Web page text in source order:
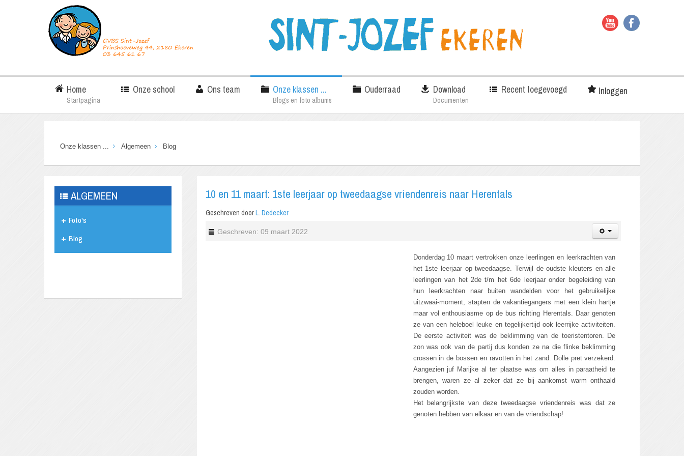
Home
Startpagina
Onze school Ons team Onze klassen ...
Blogs en foto albums
Ouderraad Download
Documenten
Recent toegevoegd Inloggen
Onze klassen ... Algemeen Blog
10 en 11 maart: 1ste leerjaar op tweedaagse vriendenreis naar Herentals
Geschreven doorL. Dedecker
Geschreven: 09 maart 2022
Donderdag 10 maart vertrokken onze leerlingen en leerkrachten van
het 1ste leerjaar op tweedaagse. Terwijl de oudste kleuters en alle
leerlingen van het 2de t/m het 6de leerjaar onder begeleiding van
hun leerkrachten naar buiten wandelden voor het gebruikelijke
uitzwaai-moment, stapten de vakantiegangers met een klein hartje
maar vol enthousiasme op de bus richting Herentals. Daar genoten
ze van een heleboel leuke en tegelijkertijd ook leerrijke activiteiten.
De eerste activiteit was de beklimming van de toeristentoren. De
zon was ook van de partij dus konden ze na die flinke beklimming
crossen in de bossen en ravotten in het zand. Dolle pret verzekerd.
Aangezien juf Marijke al ter plaatse was om alles in paraatheid te
brengen, waren ze al zeker dat ze bij aankomst warm onthaald
zouden worden.
Het belangrijkste van deze tweedaagse vriendenreis was dat ze
genoten hebben van elkaar en van de vriendschap!
ALGEMEEN
Foto's
Blog